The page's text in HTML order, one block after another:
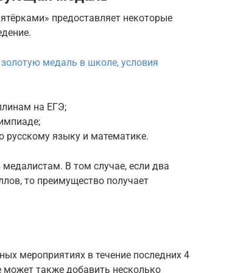
предоставляет некоторые
золотую медаль в школе, условия
на ЕГЭ;
русскому языку и математике.
В том случае, если два
то преимущество получает
мероприятиях в течение последних 4
может также добавить несколько